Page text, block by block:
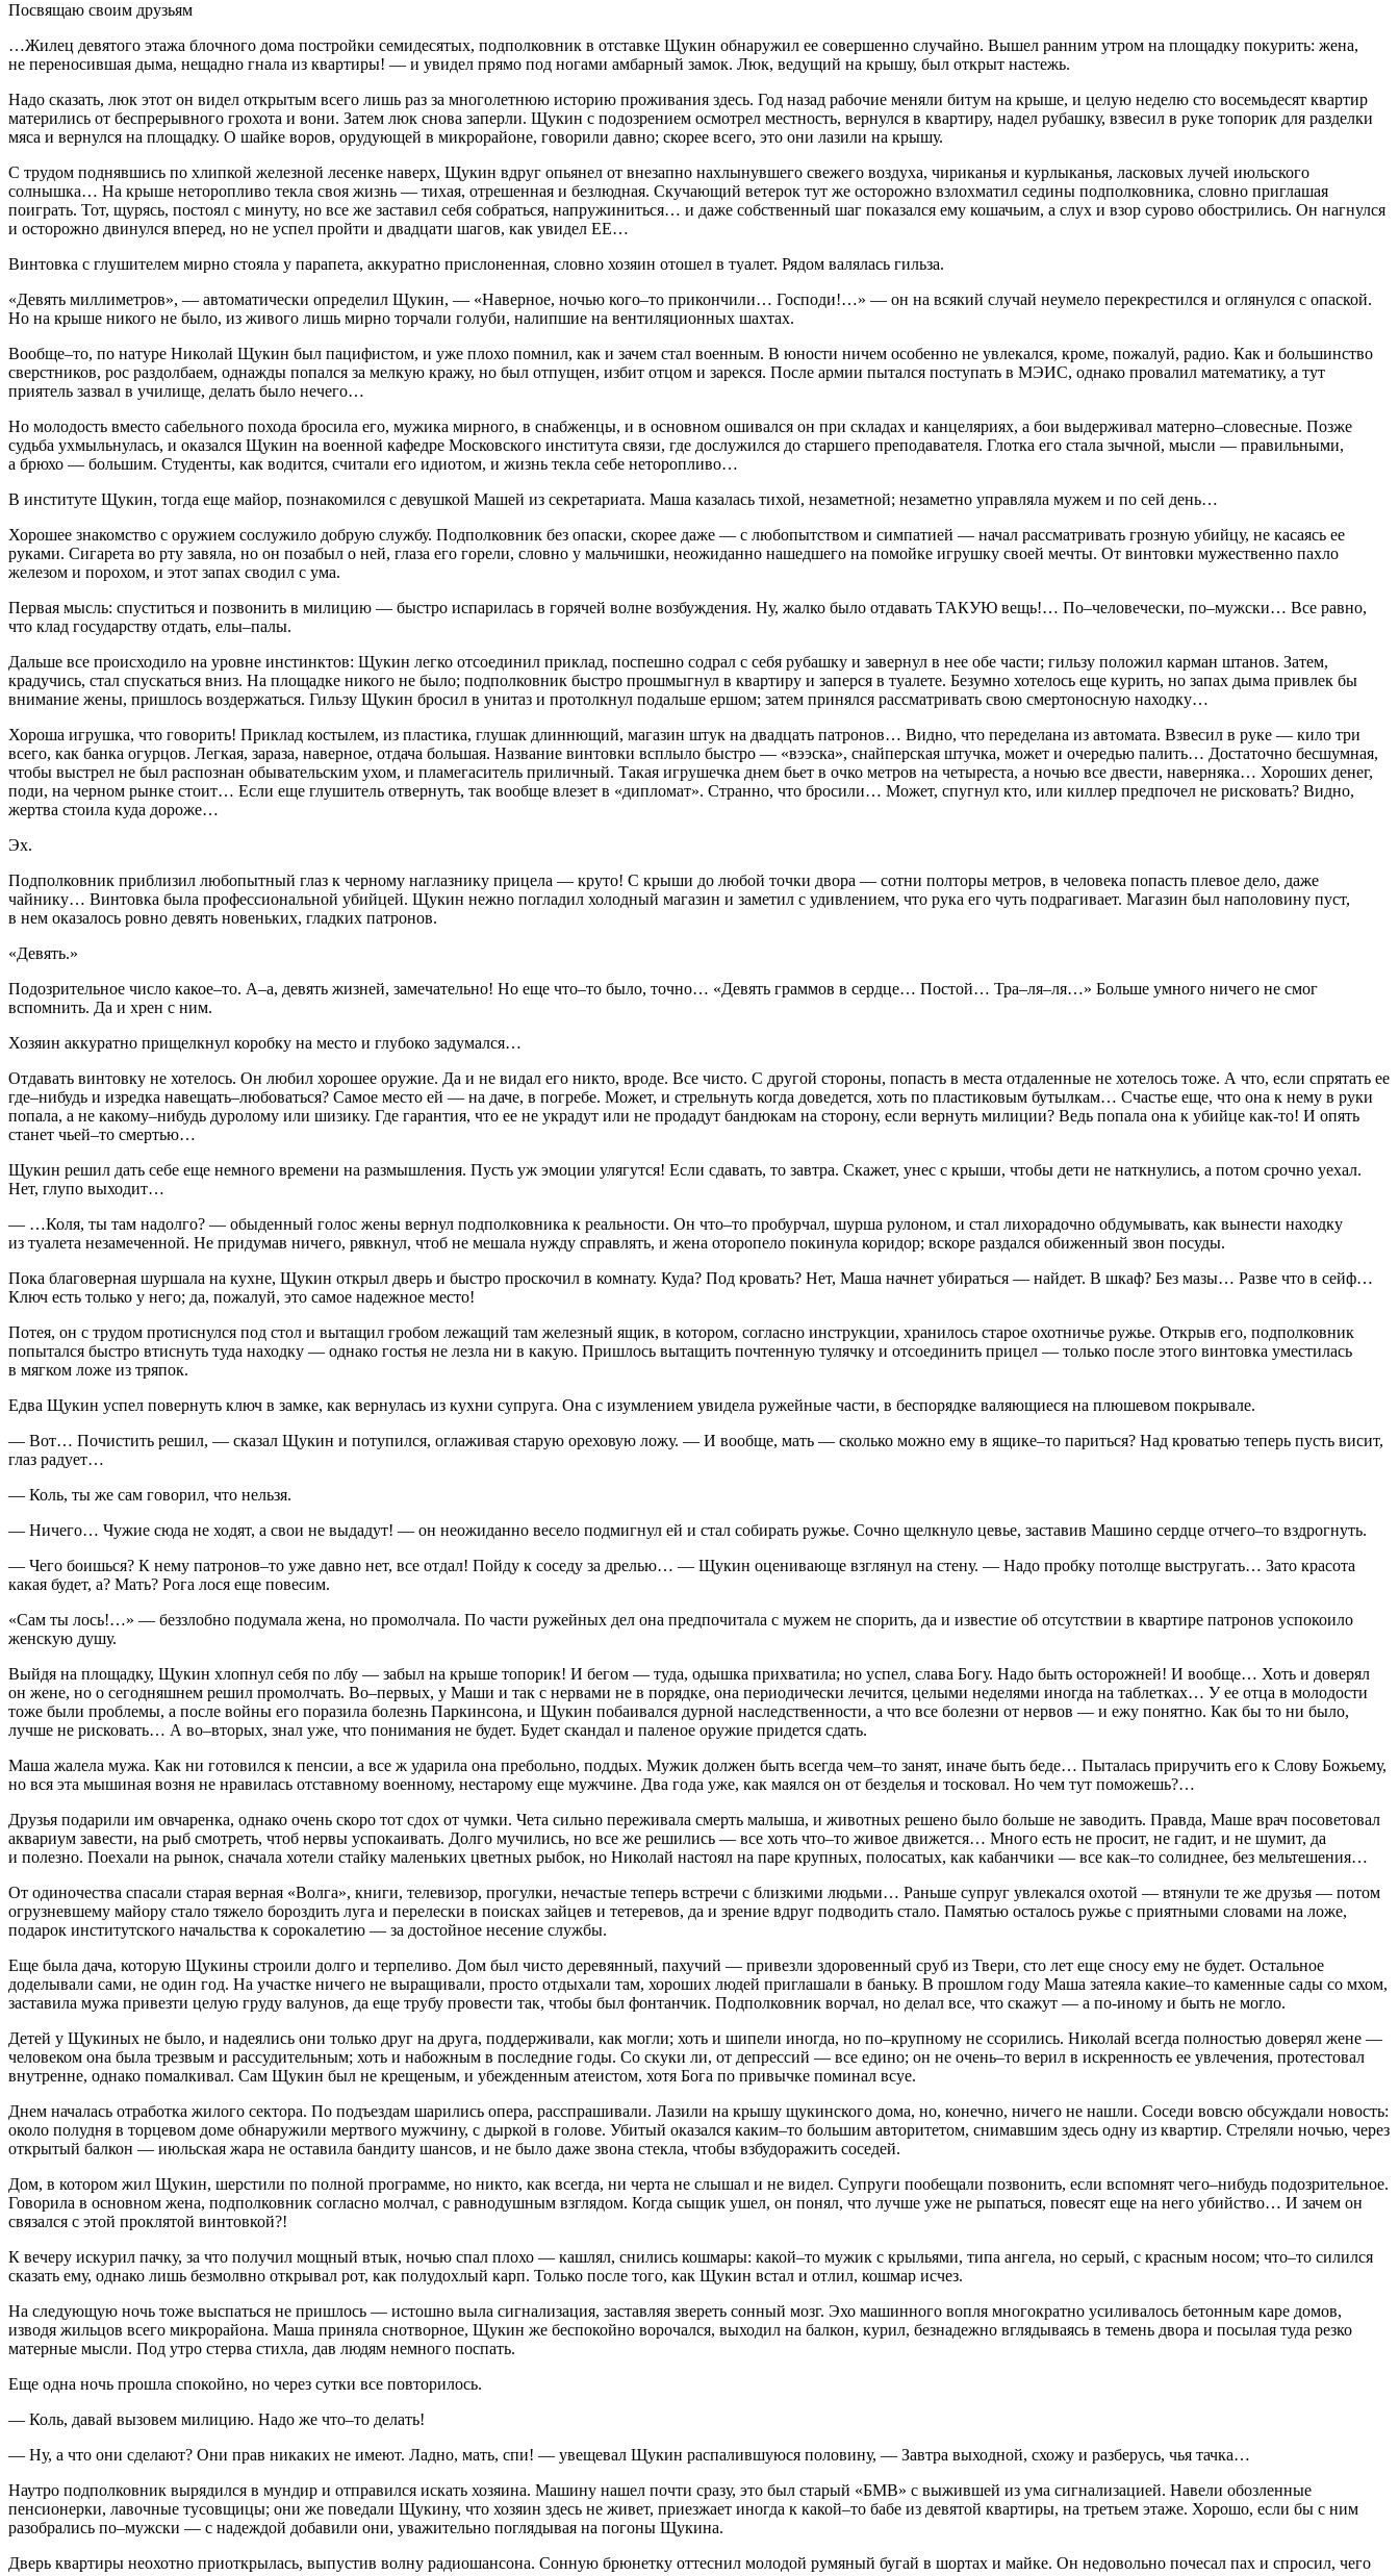
Посвящаю своим друзьям
…Жилец девятого этажа блочного дома постройки семидесятых, подполковник в отставке Щукин обнаружил ее совершенно случайно. Вышел ранним утром на площадку покурить: жена,
не переносившая дыма, нещадно гнала из квартиры! — и увидел прямо под ногами амбарный замок. Люк, ведущий на крышу, был открыт настежь.
Надо сказать, люк этот он видел открытым всего лишь раз за многолетнюю историю проживания здесь. Год назад рабочие меняли битум на крыше, и целую неделю сто восемьдесят квартир
матерились от беспрерывного грохота и вони. Затем люк снова заперли. Щукин с подозрением осмотрел местность, вернулся в квартиру, надел рубашку, взвесил в руке топорик для разделки
мяса и вернулся на площадку. О шайке воров, орудующей в микрорайоне, говорили давно; скорее всего, это они лазили на крышу.
С трудом поднявшись по хлипкой железной лесенке наверх, Щукин вдруг опьянел от внезапно нахлынувшего свежего воздуха, чириканья и курлыканья, ласковых лучей июльского
солнышка… На крыше неторопливо текла своя жизнь — тихая, отрешенная и безлюдная. Скучающий ветерок тут же осторожно взлохматил седины подполковника, словно приглашая
поиграть. Тот, щурясь, постоял с минуту, но все же заставил себя собраться, напружиниться… и даже собственный шаг показался ему кошачьим, а слух и взор сурово обострились. Он нагнулся
и осторожно двинулся вперед, но не успел пройти и двадцати шагов, как увидел ЕЕ…
Винтовка с глушителем мирно стояла у парапета, аккуратно прислоненная, словно хозяин отошел в туалет. Рядом валялась гильза.
«Девять миллиметров», — автоматически определил Щукин, — «Наверное, ночью кого–то прикончили… Господи!…» — он на всякий случай неумело перекрестился и оглянулся с опаской.
Но на крыше никого не было, из живого лишь мирно торчали голуби, налипшие на вентиляционных шахтах.
Вообще–то, по натуре Николай Щукин был пацифистом, и уже плохо помнил, как и зачем стал военным. В юности ничем особенно не увлекался, кроме, пожалуй, радио. Как и большинство
сверстников, рос раздолбаем, однажды попался за мелкую кражу, но был отпущен, избит отцом и зарекся. После армии пытался поступать в МЭИС, однако провалил математику, а тут
приятель зазвал в училище, делать было нечего…
Но молодость вместо сабельного похода бросила его, мужика мирного, в снабженцы, и в основном ошивался он при складах и канцеляриях, а бои выдерживал матерно–словесные. Позже
судьба ухмыльнулась, и оказался Щукин на военной кафедре Московского института связи, где дослужился до старшего преподавателя. Глотка его стала зычной, мысли — правильными,
а брюхо — большим. Студенты, как водится, считали его идиотом, и жизнь текла себе неторопливо…
В институте Щукин, тогда еще майор, познакомился с девушкой Машей из секретариата. Маша казалась тихой, незаметной; незаметно управляла мужем и по сей день…
Хорошее знакомство с оружием сослужило добрую службу. Подполковник без опаски, скорее даже — с любопытством и симпатией — начал рассматривать грозную убийцу, не касаясь ее
руками. Сигарета во рту завяла, но он позабыл о ней, глаза его горели, словно у мальчишки, неожиданно нашедшего на помойке игрушку своей мечты. От винтовки мужественно пахло
железом и порохом, и этот запах сводил с ума.
Первая мысль: спуститься и позвонить в милицию — быстро испарилась в горячей волне возбуждения. Ну, жалко было отдавать ТАКУЮ вещь!… По–человечески, по–мужски… Все равно,
что клад государству отдать, елы–палы.
Дальше все происходило на уровне инстинктов: Щукин легко отсоединил приклад, поспешно содрал с себя рубашку и завернул в нее обе части; гильзу положил карман штанов. Затем,
крадучись, стал спускаться вниз. На площадке никого не было; подполковник быстро прошмыгнул в квартиру и заперся в туалете. Безумно хотелось еще курить, но запах дыма привлек бы
внимание жены, пришлось воздержаться. Гильзу Щукин бросил в унитаз и протолкнул подальше ершом; затем принялся рассматривать свою смертоносную находку…
Хороша игрушка, что говорить! Приклад костылем, из пластика, глушак длиннющий, магазин штук на двадцать патронов… Видно, что переделана из автомата. Взвесил в руке — кило три
всего, как банка огурцов. Легкая, зараза, наверное, отдача большая. Название винтовки всплыло быстро — «вээска», снайперская штучка, может и очередью палить… Достаточно бесшумная,
чтобы выстрел не был распознан обывательским ухом, и пламегаситель приличный. Такая игрушечка днем бьет в очко метров на четыреста, а ночью все двести, наверняка… Хороших денег,
поди, на черном рынке стоит… Если еще глушитель отвернуть, так вообще влезет в «дипломат». Странно, что бросили… Может, спугнул кто, или киллер предпочел не рисковать? Видно,
жертва стоила куда дороже…
Эх.
Подполковник приблизил любопытный глаз к черному наглазнику прицела — круто! С крыши до любой точки двора — сотни полторы метров, в человека попасть плевое дело, даже
чайнику… Винтовка была профессиональной убийцей. Щукин нежно погладил холодный магазин и заметил с удивлением, что рука его чуть подрагивает. Магазин был наполовину пуст,
в нем оказалось ровно девять новеньких, гладких патронов.
«Девять.»
Подозрительное число какое–то. А–а, девять жизней, замечательно! Но еще что–то было, точно… «Девять граммов в сердце… Постой… Тра–ля–ля…» Больше умного ничего не смог
вспомнить. Да и хрен с ним.
Хозяин аккуратно прищелкнул коробку на место и глубоко задумался…
Отдавать винтовку не хотелось. Он любил хорошее оружие. Да и не видал его никто, вроде. Все чисто. С другой стороны, попасть в места отдаленные не хотелось тоже. А что, если спрятать ее
где–нибудь и изредка навещать–любоваться? Самое место ей — на даче, в погребе. Может, и стрельнуть когда доведется, хоть по пластиковым бутылкам… Счастье еще, что она к нему в руки
попала, а не какому–нибудь дуролому или шизику. Где гарантия, что ее не украдут или не продадут бандюкам на сторону, если вернуть милиции? Ведь попала она к убийце как-то! И опять
станет чьей–то смертью…
Щукин решил дать себе еще немного времени на размышления. Пусть уж эмоции улягутся! Если сдавать, то завтра. Скажет, унес с крыши, чтобы дети не наткнулись, а потом срочно уехал.
Нет, глупо выходит…
— …Коля, ты там надолго? — обыденный голос жены вернул подполковника к реальности. Он что–то пробурчал, шурша рулоном, и стал лихорадочно обдумывать, как вынести находку
из туалета незамеченной. Не придумав ничего, рявкнул, чтоб не мешала нужду справлять, и жена оторопело покинула коридор; вскоре раздался обиженный звон посуды.
Пока благоверная шуршала на кухне, Щукин открыл дверь и быстро проскочил в комнату. Куда? Под кровать? Нет, Маша начнет убираться — найдет. В шкаф? Без мазы… Разве что в сейф…
Ключ есть только у него; да, пожалуй, это самое надежное место!
Потея, он с трудом протиснулся под стол и вытащил гробом лежащий там железный ящик, в котором, согласно инструкции, хранилось старое охотничье ружье. Открыв его, подполковник
попытался быстро втиснуть туда находку — однако гостья не лезла ни в какую. Пришлось вытащить почтенную тулячку и отсоединить прицел — только после этого винтовка уместилась
в мягком ложе из тряпок.
Едва Щукин успел повернуть ключ в замке, как вернулась из кухни супруга. Она с изумлением увидела ружейные части, в беспорядке валяющиеся на плюшевом покрывале.
— Вот… Почистить решил, — сказал Щукин и потупился, оглаживая старую ореховую ложу. — И вообще, мать — сколько можно ему в ящике–то париться? Над кроватью теперь пусть висит,
глаз радует…
— Коль, ты же сам говорил, что нельзя.
— Ничего… Чужие сюда не ходят, а свои не выдадут! — он неожиданно весело подмигнул ей и стал собирать ружье. Сочно щелкнуло цевье, заставив Машино сердце отчего–то вздрогнуть.
— Чего боишься? К нему патронов–то уже давно нет, все отдал! Пойду к соседу за дрелью… — Щукин оценивающе взглянул на стену. — Надо пробку потолще выстругать… Зато красота
какая будет, а? Мать? Рога лося еще повесим.
«Сам ты лось!…» — беззлобно подумала жена, но промолчала. По части ружейных дел она предпочитала с мужем не спорить, да и известие об отсутствии в квартире патронов успокоило
женскую душу.
Выйдя на площадку, Щукин хлопнул себя по лбу — забыл на крыше топорик! И бегом — туда, одышка прихватила; но успел, слава Богу. Надо быть осторожней! И вообще… Хоть и доверял
он жене, но о сегодняшнем решил промолчать. Во–первых, у Маши и так с нервами не в порядке, она периодически лечится, целыми неделями иногда на таблетках… У ее отца в молодости
тоже были проблемы, а после войны его поразила болезнь Паркинсона, и Щукин побаивался дурной наследственности, а что все болезни от нервов — и ежу понятно. Как бы то ни было,
лучше не рисковать… А во–вторых, знал уже, что понимания не будет. Будет скандал и паленое оружие придется сдать.
Маша жалела мужа. Как ни готовился к пенсии, а все ж ударила она пребольно, поддых. Мужик должен быть всегда чем–то занят, иначе быть беде… Пыталась приручить его к Слову Божьему,
но вся эта мышиная возня не нравилась отставному военному, нестарому еще мужчине. Два года уже, как маялся он от безделья и тосковал. Но чем тут поможешь?…
Друзья подарили им овчаренка, однако очень скоро тот сдох от чумки. Чета сильно переживала смерть малыша, и животных решено было больше не заводить. Правда, Маше врач посоветовал
аквариум завести, на рыб смотреть, чтоб нервы успокаивать. Долго мучились, но все же решились — все хоть что–то живое движется… Много есть не просит, не гадит, и не шумит, да
и полезно. Поехали на рынок, сначала хотели стайку маленьких цветных рыбок, но Николай настоял на паре крупных, полосатых, как кабанчики — все как–то солиднее, без мельтешения…
От одиночества спасали старая верная «Волга», книги, телевизор, прогулки, нечастые теперь встречи с близкими людьми… Раньше супруг увлекался охотой — втянули те же друзья — потом
огрузневшему майору стало тяжело бороздить луга и перелески в поисках зайцев и тетеревов, да и зрение вдруг подводить стало. Памятью осталось ружье с приятными словами на ложе,
подарок институтского начальства к сорокалетию — за достойное несение службы.
Еще была дача, которую Щукины строили долго и терпеливо. Дом был чисто деревянный, пахучий — привезли здоровенный сруб из Твери, сто лет еще сносу ему не будет. Остальное
доделывали сами, не один год. На участке ничего не выращивали, просто отдыхали там, хороших людей приглашали в баньку. В прошлом году Маша затеяла какие–то каменные сады со мхом,
заставила мужа привезти целую груду валунов, да еще трубу провести так, чтобы был фонтанчик. Подполковник ворчал, но делал все, что скажут — а по-иному и быть не могло.
Детей у Щукиных не было, и надеялись они только друг на друга, поддерживали, как могли; хоть и шипели иногда, но по–крупному не ссорились. Николай всегда полностью доверял жене —
человеком она была трезвым и рассудительным; хоть и набожным в последние годы. Со скуки ли, от депрессий — все едино; он не очень–то верил в искренность ее увлечения, протестовал
внутренне, однако помалкивал. Сам Щукин был не крещеным, и убежденным атеистом, хотя Бога по привычке поминал всуе.
Днем началась отработка жилого сектора. По подъездам шарились опера, расспрашивали. Лазили на крышу щукинского дома, но, конечно, ничего не нашли. Соседи вовсю обсуждали новость:
около полудня в торцевом доме обнаружили мертвого мужчину, с дыркой в голове. Убитый оказался каким–то большим авторитетом, снимавшим здесь одну из квартир. Стреляли ночью, через
открытый балкон — июльская жара не оставила бандиту шансов, и не было даже звона стекла, чтобы взбудоражить соседей.
Дом, в котором жил Щукин, шерстили по полной программе, но никто, как всегда, ни черта не слышал и не видел. Супруги пообещали позвонить, если вспомнят чего–нибудь подозрительное.
Говорила в основном жена, подполковник согласно молчал, с равнодушным взглядом. Когда сыщик ушел, он понял, что лучше уже не рыпаться, повесят еще на него убийство… И зачем он
связался с этой проклятой винтовкой?!
К вечеру искурил пачку, за что получил мощный втык, ночью спал плохо — кашлял, снились кошмары: какой–то мужик с крыльями, типа ангела, но серый, с красным носом; что–то силился
сказать ему, однако лишь безмолвно открывал рот, как полудохлый карп. Только после того, как Щукин встал и отлил, кошмар исчез.
На следующую ночь тоже выспаться не пришлось — истошно выла сигнализация, заставляя звереть сонный мозг. Эхо машинного вопля многократно усиливалось бетонным каре домов,
изводя жильцов всего микрорайона. Маша приняла снотворное, Щукин же беспокойно ворочался, выходил на балкон, курил, безнадежно вглядываясь в темень двора и посылая туда резко
матерные мысли. Под утро стерва стихла, дав людям немного поспать.
Еще одна ночь прошла спокойно, но через сутки все повторилось.
— Коль, давай вызовем милицию. Надо же что–то делать!
— Ну, а что они сделают? Они прав никаких не имеют. Ладно, мать, спи! — увещевал Щукин распалившуюся половину, — Завтра выходной, схожу и разберусь, чья тачка…
Наутро подполковник вырядился в мундир и отправился искать хозяина. Машину нашел почти сразу, это был старый «БМВ» с выжившей из ума сигнализацией. Навели обозленные
пенсионерки, лавочные тусовщицы; они же поведали Щукину, что хозяин здесь не живет, приезжает иногда к какой–то бабе из девятой квартиры, на третьем этаже. Хорошо, если бы с ним
разобрались по–мужски — с надеждой добавили они, уважительно поглядывая на погоны Щукина.
Дверь квартиры неохотно приоткрылась, выпустив волну радиошансона. Сонную брюнетку оттеснил молодой румяный бугай в шортах и майке. Он недовольно почесал пах и спросил, чего